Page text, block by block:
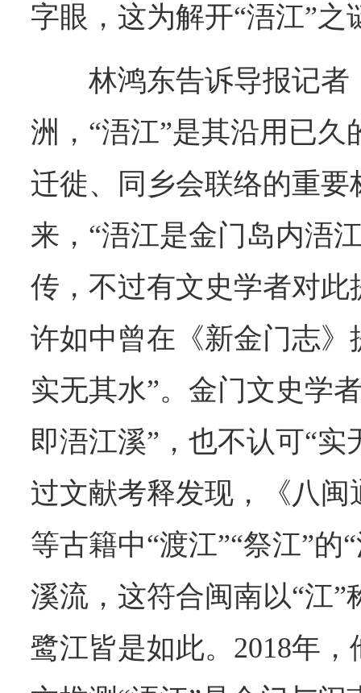
字眼，这为解开“浯江”之
林鸿东告诉导报记者
洲，“浯江”是其沿用已
迁徙、同乡会联络的重要
来，“浯江是金门岛内浯
传，不过有文史学者对
许如中曾在《新金门志》
实无其水”。金门文史学
即浯江溪”，也不认可“实
过文献考释发现，《八
等古籍中“渡江”“祭江”的
溪流，这符合闽南以“江
鹭江皆是如此。2018年